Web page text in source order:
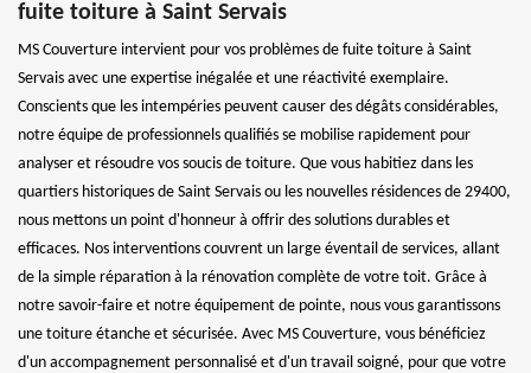
fuite toiture à Saint Servais
MS Couverture intervient pour vos problèmes de fuite toiture à Saint
Servais avec une expertise inégalée et une réactivité exemplaire.
Conscients que les intempéries peuvent causer des dégâts considérables,
notre équipe de professionnels qualifiés se mobilise rapidement pour
analyser et résoudre vos soucis de toiture. Que vous habitiez dans les
quartiers historiques de Saint Servais ou les nouvelles résidences de 29400,
nous mettons un point d'honneur à offrir des solutions durables et
efficaces. Nos interventions couvrent un large éventail de services, allant
de la simple réparation à la rénovation complète de votre toit. Grâce à
notre savoir-faire et notre équipement de pointe, nous vous garantissons
une toiture étanche et sécurisée. Avec MS Couverture, vous bénéficiez
d'un accompagnement personnalisé et d'un travail soigné, pour que votre